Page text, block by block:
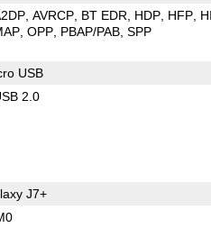
AVRCP BT EDR HDP HFP
OPP PBAP/PAB SPP
USB
2.0
J7+